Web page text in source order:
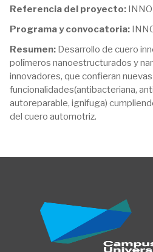
Referencia del proyecto:
Programa y convocatoria:
Resumen: Desarrollo de cuero
polímeros nanoestructurados y
innovadores, que confieran nuevas
funcionalidades(antibacteriana,
autoreparable, ignifuga)
del cuero automotriz.